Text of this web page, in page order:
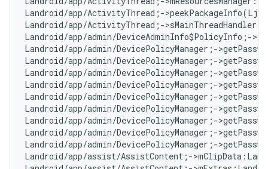
Landroid/app/ActivityThread;-
Landroid/app/ActivityThread;-
Landroid/app/admin/
Landroid/app/admin/DevicePolicyManager;-
Landroid/app/admin/DevicePolicyManager;-
Landroid/app/admin/DevicePolicyManager;-
Landroid/app/admin/DevicePolicyManager;-
Landroid/app/admin/DevicePolicyManager;-
Landroid/app/admin/DevicePolicyManager;-
Landroid/app/admin/DevicePolicyManager;-
Landroid/app/admin/DevicePolicyManager;-
Landroid/app/admin/DevicePolicyManager;-
Landroid/app/assist/AssistContent;-